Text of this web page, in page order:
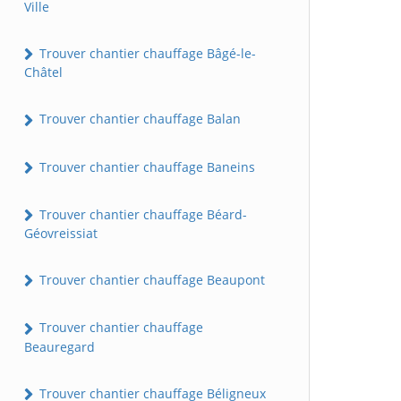
Ville
Trouver chantier chauffage Bâgé-le-
Châtel
Trouver chantier chauffage Balan
Trouver chantier chauffage Baneins
Trouver chantier chauffage Béard-
Géovreissiat
Trouver chantier chauffage Beaupont
Trouver chantier chauffage
Beauregard
Trouver chantier chauffage Béligneux